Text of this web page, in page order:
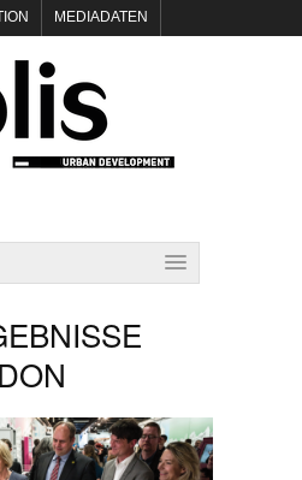
MEDIADATEN
KEYNOTES
IMPRESSUM